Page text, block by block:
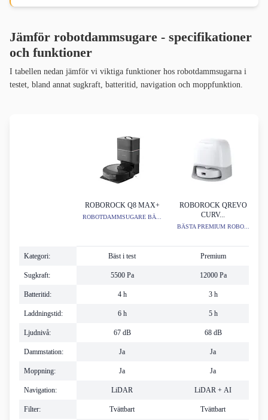
Jämför robotdammsugare - specifikationer
och funktioner
I tabellen nedan jämför vi viktiga funktioner hos robotdammsugarna i
testet, bland annat sugkraft, batteritid, navigation och moppfunktion.
Kategori:
Sugkraft:
Batteritid:
Laddningstid:
Ljudnivå:
Dammstation:
Moppning:
Navigation:
Filter:
ROBOROCK Q8 MAX+
ROBOTDAMMSUGARE BÄ...
Bäst i test
5500 Pa
4 h
6 h
67 dB
Ja
Ja
LiDAR
Tvättbart
ROBOROCK QREVO
CURV...
BÄSTA PREMIUM ROBO...
Premium
12000 Pa
3 h
5 h
68 dB
Ja
Ja
LiDAR + AI
Tvättbart